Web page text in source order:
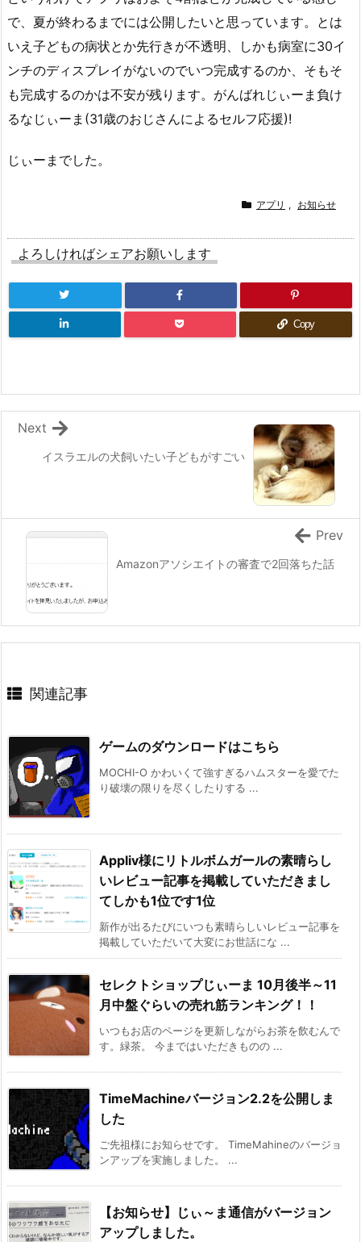
で、夏が終わるまでには公開したいと思っています。とは
いえ子どもの病状とか先行きが不透明、しかも病室に30イ
ンチのディスプレイがないのでいつ完成するのか、そもそ
も完成するのかは不安が残ります。がんばれじぃーま負け
るなじぃーま(31歳のおじさんによるセルフ応援)!
じぃーまでした。
アプリ , お知らせ
よろしければシェアお願いします
Copy
イスラエルの犬飼いたい子どもがすごい
Next
Amazonアソシエイトの審査で2回落ちた話
Prev
関連記事
ゲームのダウンロードはこちら
MOCHI-O かわいくて強すぎるハムスターを愛でた
り破壊の限りを尽くしたりする ...
Appliv様にリトルボムガールの素晴らし
いレビュー記事を掲載していただきまし
てしかも1位です1位
新作が出るたびにいつも素晴らしいレビュー記事を
掲載していただいて大変にお世話にな ...
セレクトショップじぃーま 10月後半～11
月中盤ぐらいの売れ筋ランキング！！
いつもお店のページを更新しながらお茶を飲むんで
す。緑茶。 今まではいただきものの ...
TimeMachineバージョン2.2を公開しま
した
ご先祖様にお知らせです。 TimeMahineのバージョ
ンアップを実施しました。 ...
【お知らせ】じぃ～ま通信がバージョン
アップしました。